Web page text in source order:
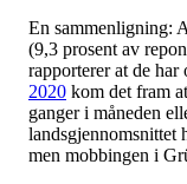
En sammenligning:
(9,3 prosent av
rapporterer at de
2020 kom det fram
ganger i måneden
landsgjennomsnittet
men mobbingen i